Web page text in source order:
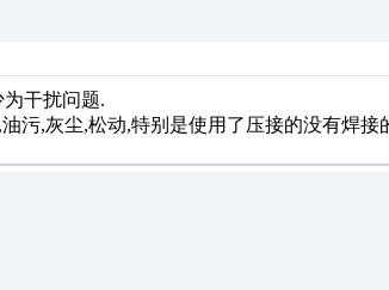
干扰问题.
污,灰尘,松动,特别是使用了压接的没有焊接